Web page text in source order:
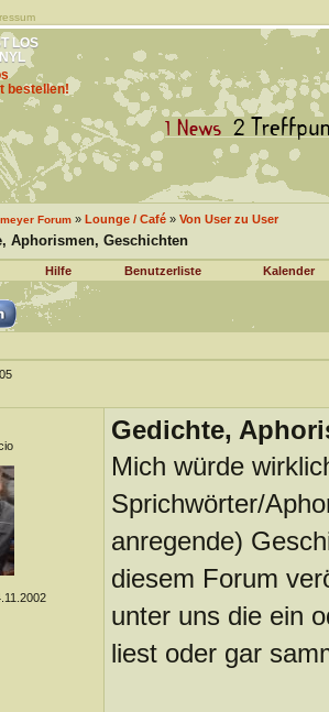
LOS
bestellen!
Forum» Lounge / Café» Von User zu User
Aphorismen, Geschichten
Hilfe Benutzerliste Kalender
Gedichte,
Mich würde
Sprichwörter/
anregende)
diesem Forum
unter uns die ein
liest oder gar